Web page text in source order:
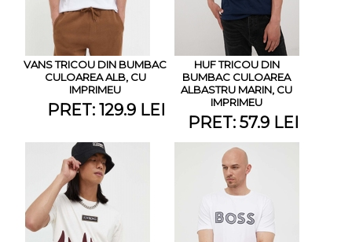
VANS TRICOU DIN BUMBAC
CULOAREA ALB, CU
IMPRIMEU
PRET: 129.9 LEI
HUF TRICOU DIN
BUMBAC CULOAREA
ALBASTRU MARIN, CU
IMPRIMEU
PRET: 57.9 LEI